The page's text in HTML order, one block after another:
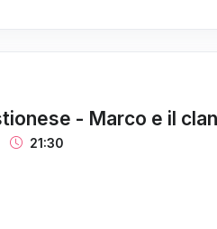
- Marco e il
21:30